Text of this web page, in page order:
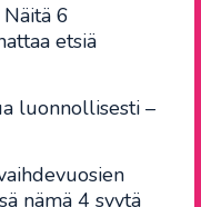
6
etsiä
luonnollisesti –
nämä 4 syytä